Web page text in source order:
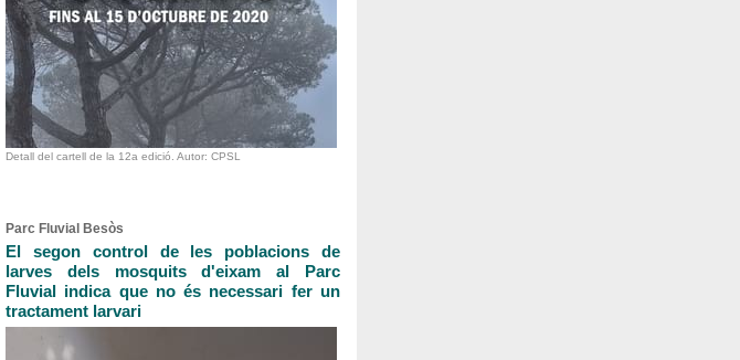
Detall del cartell de la 12a edició. Autor: CPSL
Parc Fluvial Besòs
El segon control de les poblacions de
larves dels mosquits d'eixam al Parc
Fluvial indica que no és necessari fer un
tractament larvari